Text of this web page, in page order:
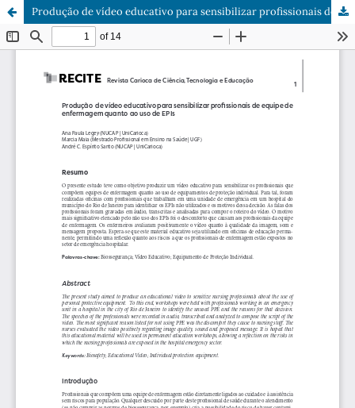
Produção de vídeo educativo para sensibilizar profissionais de equipe de enfermagem quanto ao uso de EPIs